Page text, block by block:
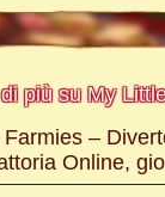
più su My
–
Online,